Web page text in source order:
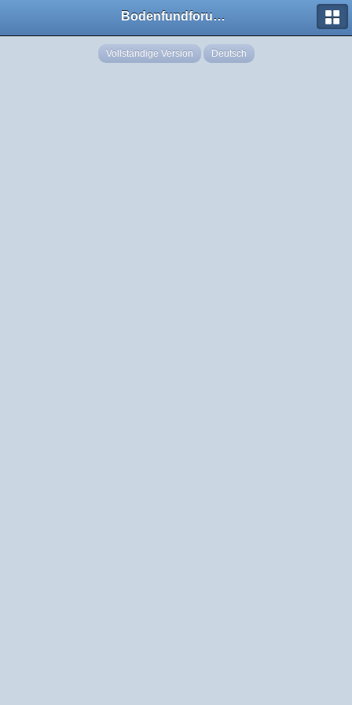
Bodenfundforum.com
Vollständige Version Deutsch